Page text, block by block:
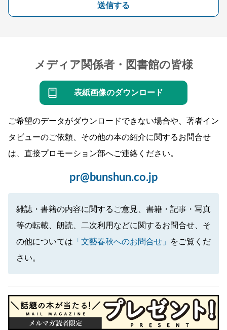
送信する
メディア関係者・図書館の皆様
表紙画像のダウンロード
ご希望のデータがダウンロードできない場合や、著者イン
タビューのご依頼、その他の本の紹介に関するお問合せ
は、直接プロモーション部へご連絡ください。
pr@bunshun.co.jp
雑誌・書籍の内容に関するご意見、書籍・記事・写真
等の転載、朗読、二次利用などに関するお問合せ、そ
の他については 「文藝春秋へのお問合せ」
をご覧くだ
さい。